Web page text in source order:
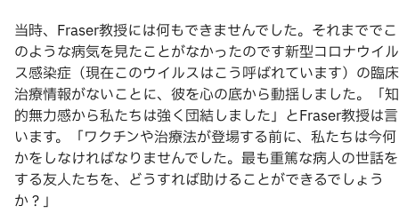
当時、Fraser教授には何もできませんでした。それまででこ
のような病気を見たことがなかったのです新型コロナウイル
ス感染症（現在このウイルスはこう呼ばれています）の臨床
治療情報がないことに、彼を心の底から動揺しました。「知
的無力感から私たちは強く団結しました」とFraser教授は言
います。「ワクチンや治療法が登場する前に、私たちは今何
かをしなければなりませんでした。最も重篤な病人の世話を
する友人たちを、どうすれば助けることができるでしょう
か？」